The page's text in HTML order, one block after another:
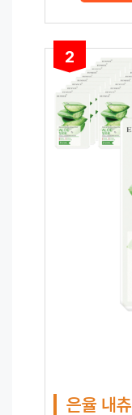
2
은율 내